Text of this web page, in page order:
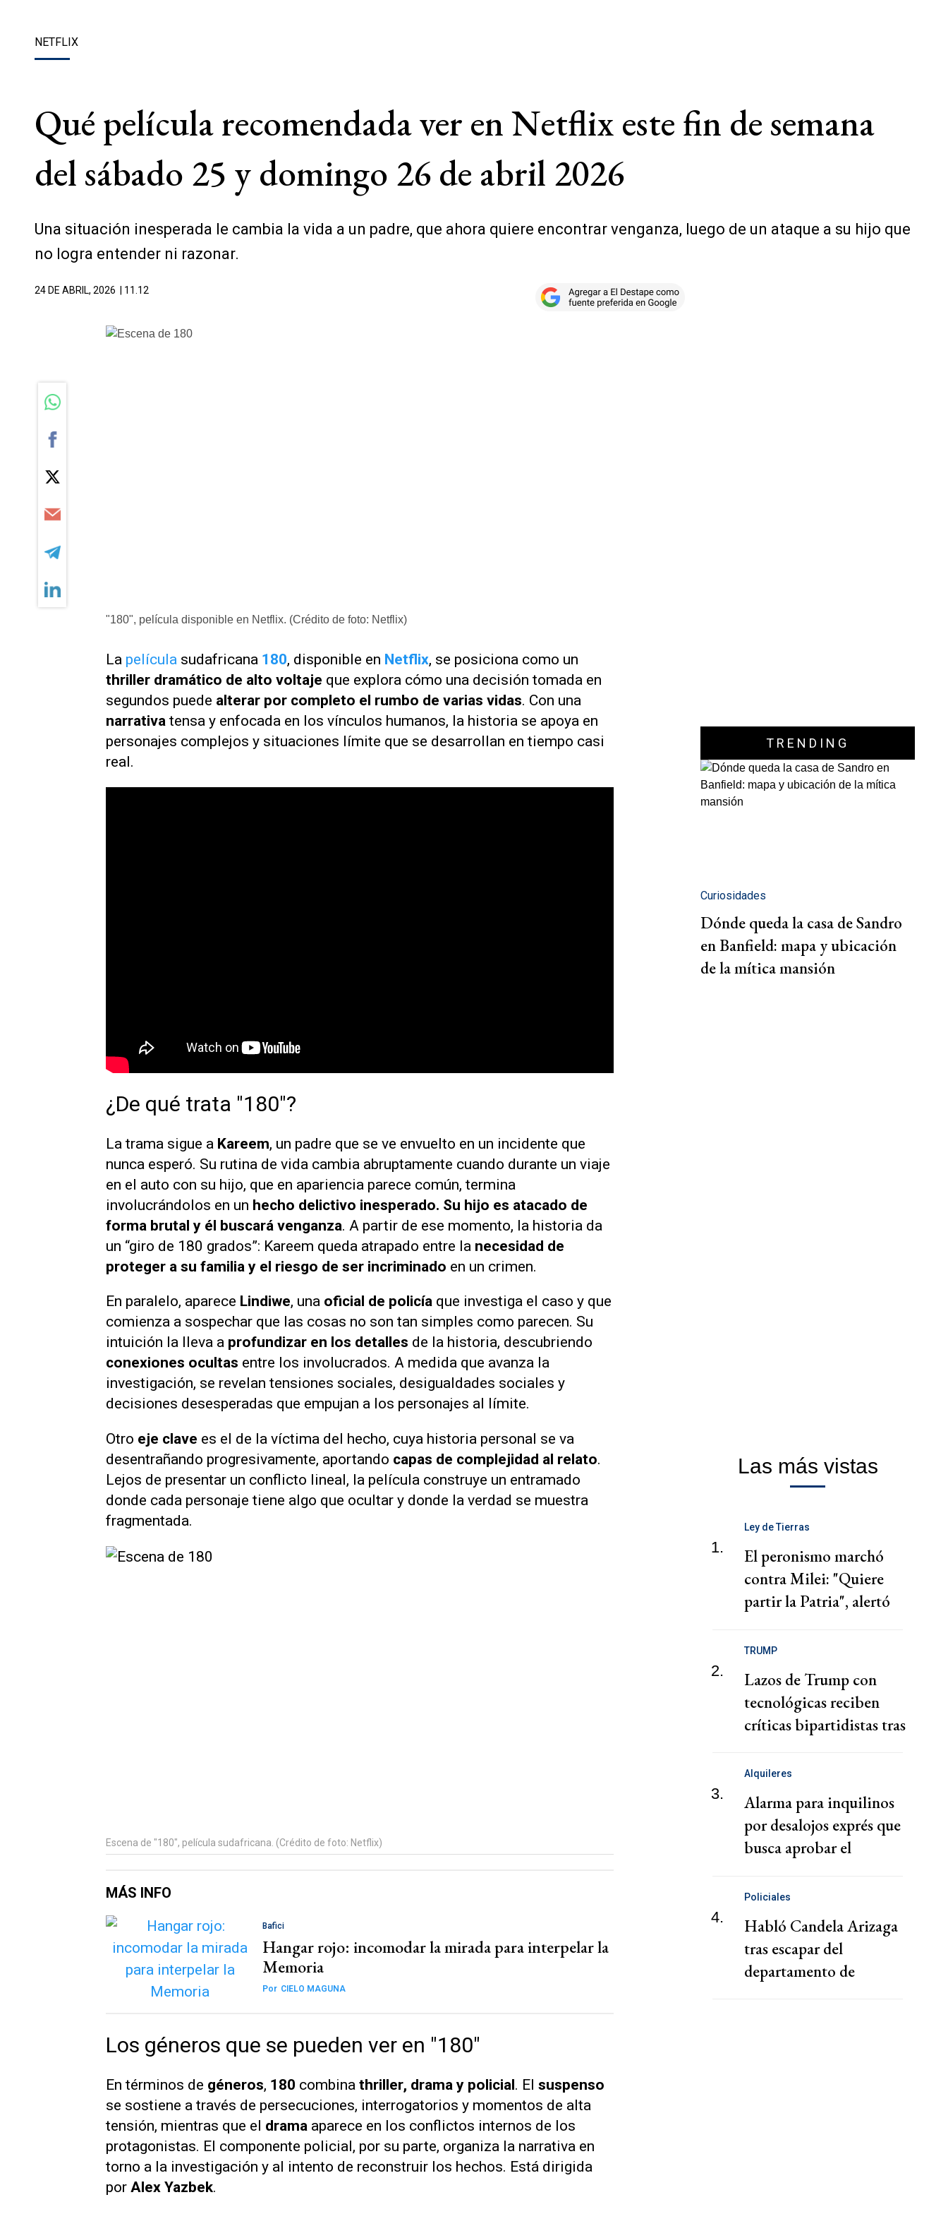
NETFLIX
Qué película recomendada ver en Netflix este fin de semana
del sábado 25 y domingo 26 de abril 2026
Una situación inesperada le cambia la vida a un padre, que ahora quiere encontrar venganza, luego de un ataque a su hijo que
no logra entender ni razonar.
24 DE ABRIL, 2026 | 11.12
"180", película disponible en Netflix. (Crédito de foto: Netflix)
La película sudafricana 180, disponible en Netflix, se posiciona como un
thriller dramático de alto voltaje que explora cómo una decisión tomada en
segundos puede alterar por completo el rumbo de varias vidas. Con una
narrativa tensa y enfocada en los vínculos humanos, la historia se apoya en
personajes complejos y situaciones límite que se desarrollan en tiempo casi
real.
¿De qué trata "180"?
La trama sigue a Kareem, un padre que se ve envuelto en un incidente que
nunca esperó. Su rutina de vida cambia abruptamente cuando durante un viaje
en el auto con su hijo, que en apariencia parece común, termina
involucrándolos en un hecho delictivo inesperado. Su hijo es atacado de
forma brutal y él buscará venganza. A partir de ese momento, la historia da
un “giro de 180 grados”: Kareem queda atrapado entre la necesidad de
proteger a su familia y el riesgo de ser incriminado en un crimen.
En paralelo, aparece Lindiwe, una oficial de policía que investiga el caso y que
comienza a sospechar que las cosas no son tan simples como parecen. Su
intuición la lleva a profundizar en los detalles de la historia, descubriendo
conexiones ocultas entre los involucrados. A medida que avanza la
investigación, se revelan tensiones sociales, desigualdades sociales y
decisiones desesperadas que empujan a los personajes al límite.
Otro eje clave es el de la víctima del hecho, cuya historia personal se va
desentrañando progresivamente, aportando capas de complejidad al relato.
Lejos de presentar un conflicto lineal, la película construye un entramado
donde cada personaje tiene algo que ocultar y donde la verdad se muestra
fragmentada.
Escena de "180", película sudafricana. (Crédito de foto: Netflix)
MÁS INFO
Bafici
Hangar rojo: incomodar la mirada para interpelar la
Memoria
Por CIELO MAGUNA
Los géneros que se pueden ver en "180"
En términos de géneros, 180 combina thriller, drama y policial. El suspenso
se sostiene a través de persecuciones, interrogatorios y momentos de alta
tensión, mientras que el drama aparece en los conflictos internos de los
protagonistas. El componente policial, por su parte, organiza la narrativa en
torno a la investigación y al intento de reconstruir los hechos. Está dirigida
por Alex Yazbek.
TRENDING
Curiosidades
Dónde queda la casa de Sandro
en Banfield: mapa y ubicación
de la mítica mansión
Las más vistas
1.
Ley de Tierras
El peronismo marchó
contra Milei: "Quiere
partir la Patria", alertó
2.
TRUMP
Lazos de Trump con
tecnológicas reciben
críticas bipartidistas tras
IA
3.
Alquileres
Alarma para inquilinos
por desalojos exprés que
busca aprobar el
4.
Policiales
Habló Candela Arizaga
tras escapar del
departamento de